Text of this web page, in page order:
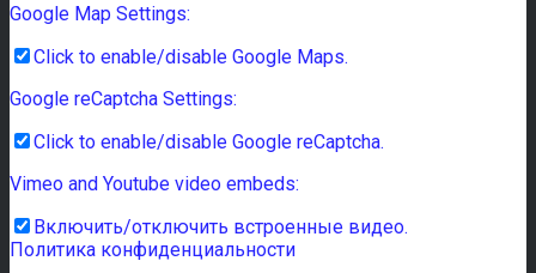
Google Map Settings:
Click to enable/disable Google Maps.
Google reCaptcha Settings:
Click to enable/disable Google reCaptcha.
Vimeo and Youtube video embeds:
Включить/отключить встроенные видео.
Политика конфиденциальности